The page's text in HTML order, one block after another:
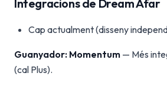
Integracions de Dream Afar
Cap actualment (disseny
Guanyador: Momentum — Més
(cal Plus).